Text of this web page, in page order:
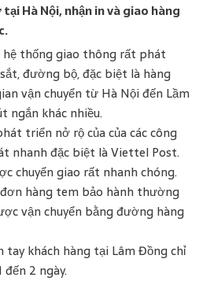
Hà Nội, nhận in và giao hàng
hệ thống giao thông rất phát
đường bộ, đặc biệt là hàng
vận chuyển từ Hà Nội đến Lầm
ngắn khác nhiều.
triển nở rộ của của các công
nhanh đặc biệt là Viettel Post.
chuyển giao rất nhanh chóng.
hàng tem bảo hành thường
vận chuyển bằng đường hàng
tay khách hàng tại Lâm Đồng chỉ
2 ngày.